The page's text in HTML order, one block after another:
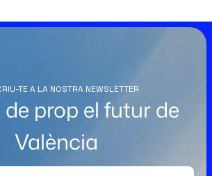
TE A LA NOSTRA NEWSLETTER
prop el futur de
València